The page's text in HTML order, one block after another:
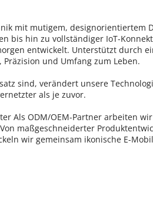
mit mutigem, designorientiertem
bis hin zu vollständiger IoT-
entwickelt. Unterstützt durch
und Umfang zum Leben.
sind, verändert unsere
als je zuvor.
Als ODM/OEM-Partner arbeiten
maßgeschneiderter
wir gemeinsam ikonische E-